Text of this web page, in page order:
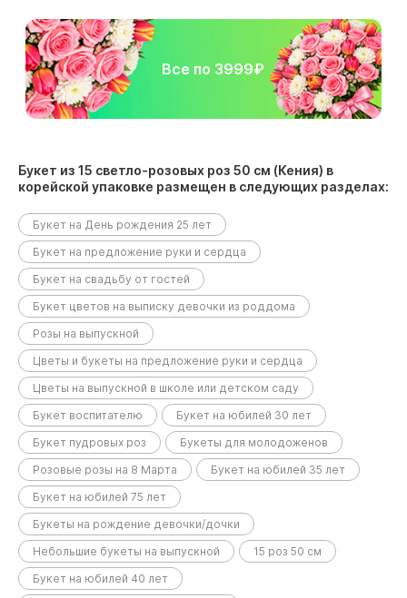
Все по 3999₽
Букет из 15 светло-розовых роз 50 см (Кения) в
корейской упаковке размещен в следующих разделах:
Букет на День рождения 25 лет
Букет на предложение руки и сердца
Букет на свадьбу от гостей
Букет цветов на выписку девочки из роддома
Розы на выпускной
Цветы и букеты на предложение руки и сердца
Цветы на выпускной в школе или детском саду
Букет воспитателю
Букет на юбилей 30 лет
Букет пудровых роз
Букеты для молодоженов
Розовые розы на 8 Марта
Букет на юбилей 35 лет
Букет на юбилей 75 лет
Букеты на рождение девочки/дочки
Небольшие букеты на выпускной
15 роз 50 см
Букет на юбилей 40 лет